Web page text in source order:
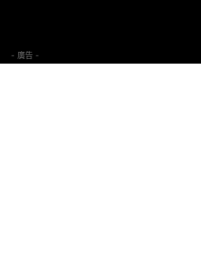
- 廣告 -